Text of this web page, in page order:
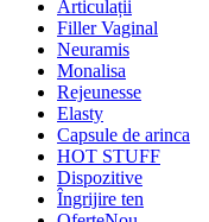
Articulații
Filler Vaginal
Neuramis
Monalisa
Rejeunesse
Elasty
Capsule de arinca
HOT STUFF
Dispozitive
Îngrijire ten